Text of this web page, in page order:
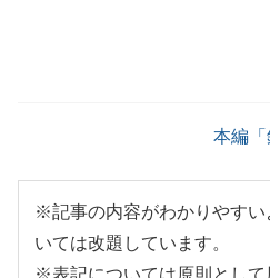
本編「
※記事の内容がわかりやすい
いては改題しています。
※表記については原則として